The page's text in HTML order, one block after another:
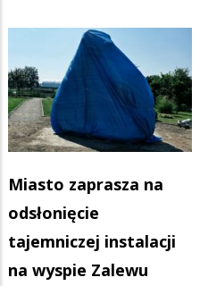
Miasto zaprasza na
odsłonięcie
tajemniczej instalacji
na wyspie Zalewu